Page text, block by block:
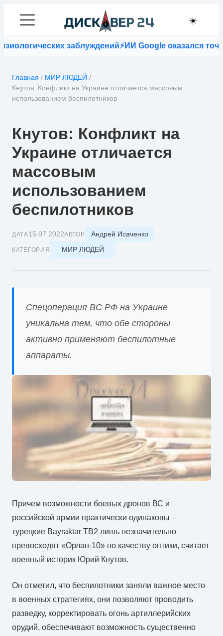
☀️
заблуждений⚡ИИ Google оказался
Главная / МИР ЛЮДЕЙ /
Кнутов: Конфликт на Украине отличается массовым
использованием беспилотников
Кнутов: Конфликт на
Украине отличается
массовым
использованием
беспилотников
ДАТА15.07.2022АВТОР Андрей Исаченко
КАТЕГОРИЯ МИР ЛЮДЕЙ
Спецоперация ВС РФ на Украине
уникальна тем, что обе стороны
активно применяют беспилотные
аппараты.
Причем возможности боевых дронов ВС и
российской армии практически одинаковы –
турецкие Bayraktar TB2 лишь незначительно
превосходят «Орлан-10» по качеству оптики, считает
военный историк Юрий Кнутов.
Он отметил, что беспилотники заняли важное место
в военных стратегиях, они позволяют проводить
разведку, корректировать огонь артиллерийских
орудий, обеспечивают возможность существенно